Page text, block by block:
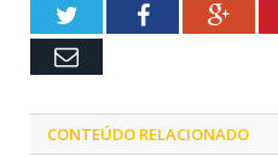
TwitterFacebook
Email
CONTEÚDO RELACIONADO